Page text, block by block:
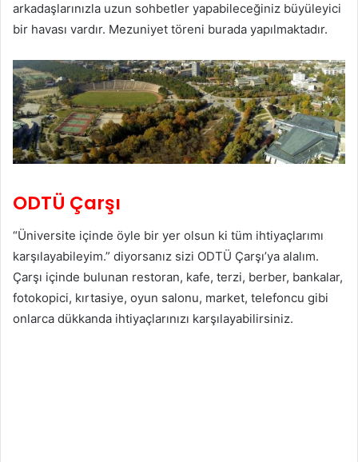
arkadaşlarınızla uzun sohbetler yapabileceğiniz büyüleyici
bir havası vardır. Mezuniyet töreni burada yapılmaktadır.
ODTÜ Çarşı
“Üniversite içinde öyle bir yer olsun ki tüm ihtiyaçlarımı
karşılayabileyim.” diyorsanız sizi ODTÜ Çarşı’ya alalım.
Çarşı içinde bulunan restoran, kafe, terzi, berber, bankalar,
fotokopici, kırtasiye, oyun salonu, market, telefoncu gibi
onlarca dükkanda ihtiyaçlarınızı karşılayabilirsiniz.